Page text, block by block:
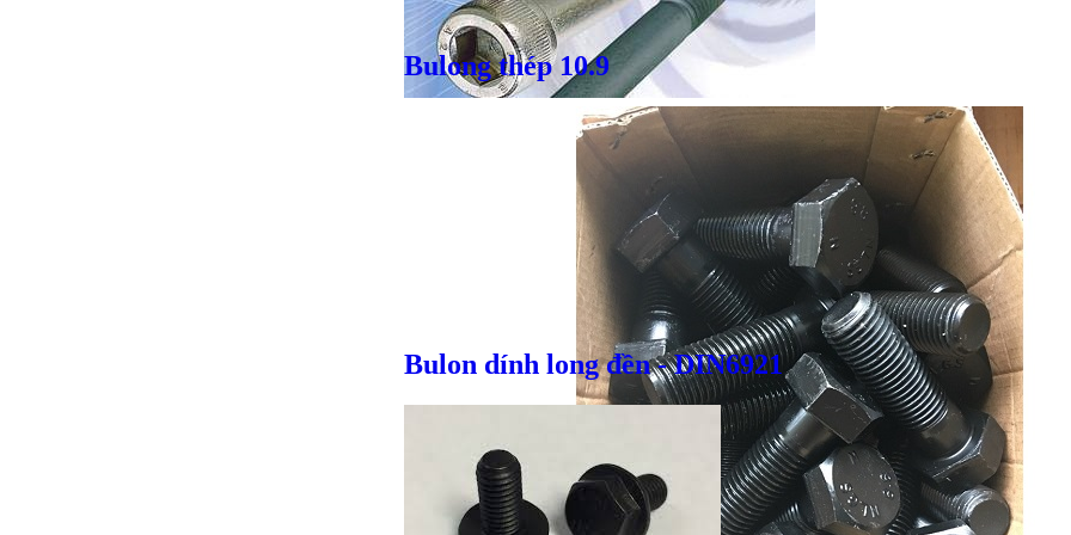
Giá bán VND
Bulong inox - DIN933, DIN931
Bulong thép 10.9
Bulon dính long đền - DIN6921